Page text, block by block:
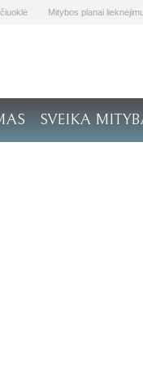
Mitybos planai
SVEIKA